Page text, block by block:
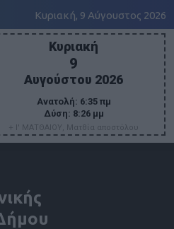
Κυριακή, 9 Αύγουστος 2026
Κυριακή
9
Αυγούστου 2026
Ανατολή: 6:35 πμ
Δύση: 8:26 μμ
+ Ι' ΜΑΤΘΑΙΟΥ, Ματθία αποστόλου